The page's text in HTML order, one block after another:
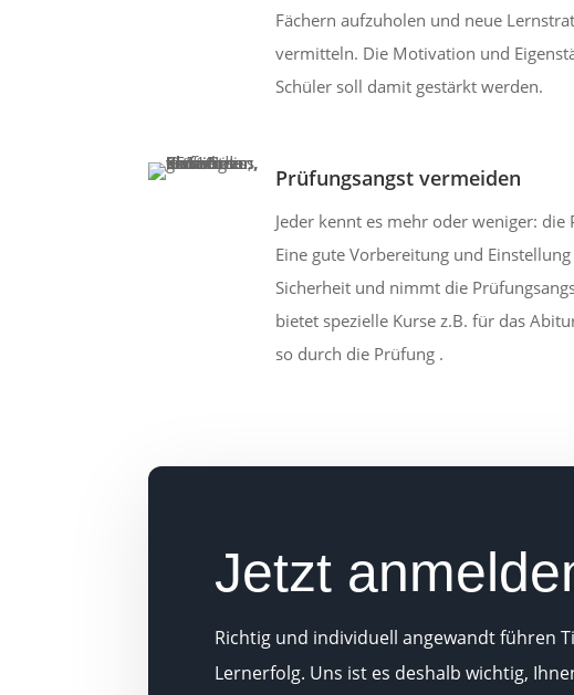
Fächern aufzuholen und neue
vermitteln. Die Motivation und
Schüler soll damit gestärkt werden.
Prüfungsangst vermeiden
Jeder kennt es mehr oder weniger: die
Eine gute Vorbereitung und
Sicherheit und nimmt die
bietet spezielle Kurse z.B. für das
so durch die Prüfung .
Jetzt
Richtig und individuell angewandt führen
Lernerfolg. Uns ist es deshalb wichtig,